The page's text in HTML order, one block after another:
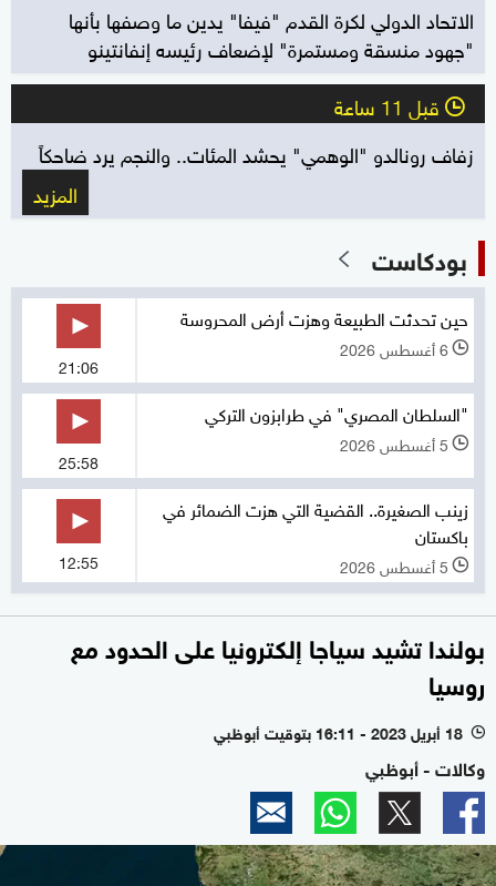
الاتحاد الدولي لكرة القدم "فيفا" يدين ما وصفها بأنها
"جهود منسقة ومستمرة" لإضعاف رئيسه إنفانتينو
l قبل 11 ساعة
زفاف رونالدو "الوهمي" يحشد المئات.. والنجم يرد ضاحكاً
المزيد
بودكاست
حين تحدثت الطبيعة وهزت أرض المحروسة
l 6 أغسطس 2026
21:06
"السلطان المصري" في طرابزون التركي
l 5 أغسطس 2026
25:58
زينب الصغيرة.. القضية التي هزت الضمائر في
باكستان
l 5 أغسطس 2026 12:55
بولندا تشيد سياجا إلكترونيا على الحدود مع
روسيا
l 18 أبريل 2023 - 16:11 بتوقيت أبوظبي
وكالات - أبوظبي